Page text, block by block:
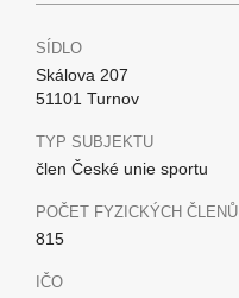
SÍDLO
Skálova 207
51101 Turnov
TYP SUBJEKTU
člen České unie sportu
POČET FYZICKÝCH ČLENŮ
815
IČO